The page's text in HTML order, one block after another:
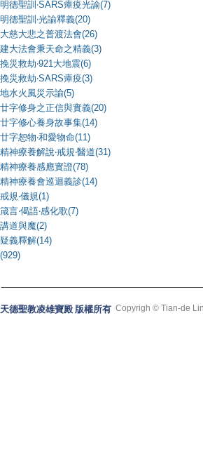
明德聖訓‧SARS瘴疫光諭(7)
明德聖訓‧光諭釋義(20)
大慈大悲之普渡法會(26)
建大法會秉天命之精義(3)
挽災救劫‧921大地震(6)
挽災救劫‧SARS瘴疫(3)
地水火風災示諭(5)
廿字修身之正信與實義(20)
廿字修心養身故事集(14)
廿字恕物‧和愛物命(11)
精神療養解說‧戒規‧醫道(31)
精神療養感應實證(78)
精神療養會巡迴義診(14)
戒規‧儀規(1)
箴言‧偈語‧感化歌(7)
講道與魔(2)
疑義釋解(14)
(929)
天德聖教凌雄寶殿 版權所有 Copyrigh © Tian-de